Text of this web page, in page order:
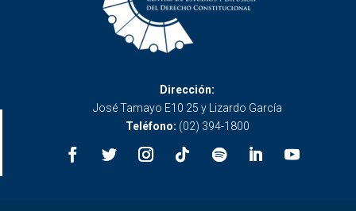
Dirección:
José Tamayo E10 25 y Lizardo García
Teléfono: (02) 394-1800